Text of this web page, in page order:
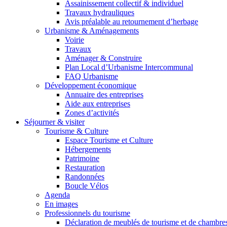
Assainissement collectif & individuel
Travaux hydrauliques
Avis préalable au retournement d’herbage
Urbanisme & Aménagements
Voirie
Travaux
Aménager & Construire
Plan Local d’Urbanisme Intercommunal
FAQ Urbanisme
Développement économique
Annuaire des entreprises
Aide aux entreprises
Zones d’activités
Séjourner & visiter
Tourisme & Culture
Espace Tourisme et Culture
Hébergements
Patrimoine
Restauration
Randonnées
Boucle Vélos
Agenda
En images
Professionnels du tourisme
Déclaration de meublés de tourisme et de